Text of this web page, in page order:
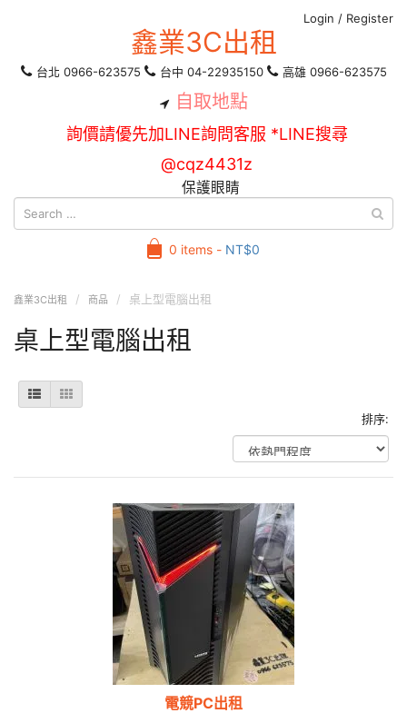
Login / Register
鑫業3C出租
台北 0966-623575 台中 04-22935150 高雄 0966-623575
自取地點
詢價請優先加LINE詢問客服 *LINE搜尋
@cqz4431z
保護眼睛
0 items - NT$0
鑫業3C出租 商品 桌上型電腦出租
桌上型電腦出租
排序:
電競PC出租